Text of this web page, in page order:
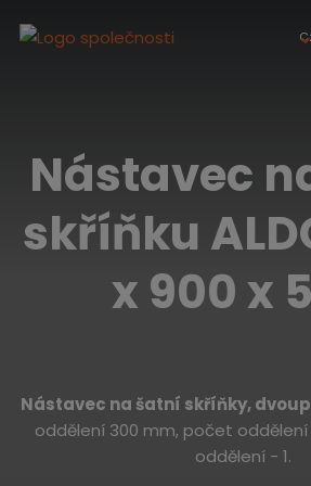
Nástavec
skříňku
x 900 x
Nástavec na šatní skříňky,
oddělení 300 mm, počet
oddělení - 1.